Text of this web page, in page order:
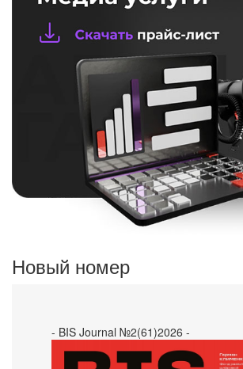
Новый номер
- BIS Journal №2(61)2026 -